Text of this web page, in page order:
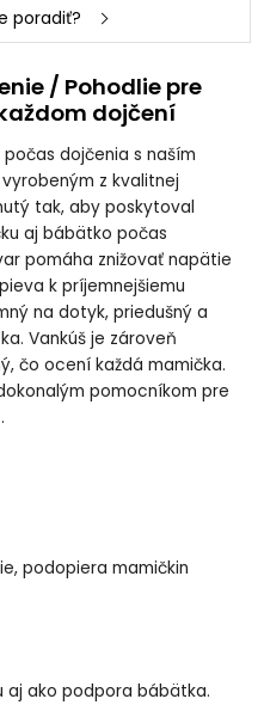
dojčenie Bavlna
Classic - ZELENÁ
HÚSKA
ZVIERATKÁ
poradiť?
/ Pohodlie pre
dojčení
dojčenia s naším
z kvalitnej
tak, aby poskytoval
aj bábätko počas
pomáha znižovať napätie
k príjemnejšiemu
na dotyk, priedušný a
Vankúš je zároveň
čo ocení každá mamička.
pomocníkom pre
podopiera mamičkin
aj ako podpora bábätka.